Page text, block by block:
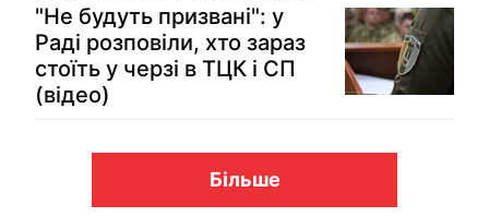
"Не будуть призвані": у
Раді розповіли, хто зараз
стоїть у черзі в ТЦК і СП
(відео)
Більше